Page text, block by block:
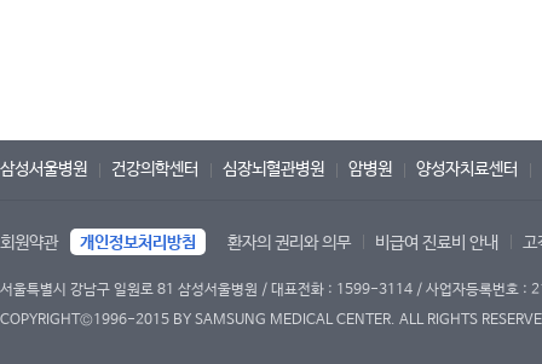
삼성서울병원 건강의학센터 심장뇌혈관병원 암병원 양성자치료센터
회원약관 개인정보처리방침 환자의 권리와 의무 비급여 진료비 안내 고
서울특별시 강남구 일원로 81 삼성서울병원 / 대표전화 : 1599-3114 / 사업자등록번호
COPYRIGHT©1996-2015 BY SAMSUNG MEDICAL CENTER. ALL RIGHTS